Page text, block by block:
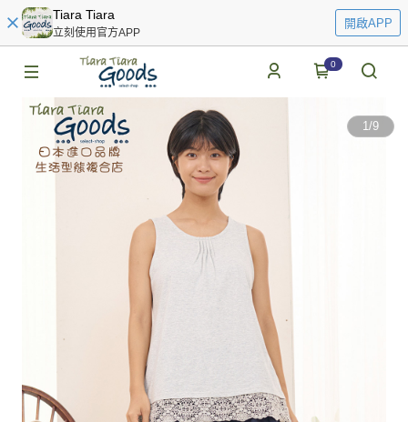
Tiara Tiara
立刻使用官方APP
開啟APP
0
1/9